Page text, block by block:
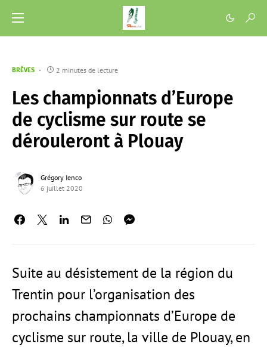
BRÈVES 2 minutes de lecture
Les championnats d’Europe
de cyclisme sur route se
dérouleront à Plouay
Grégory Ienco
6 juillet 2020
Suite au désistement de la région du
Trentin pour l’organisation des
prochains championnats d’Europe de
cyclisme sur route, la ville de Plouay, en